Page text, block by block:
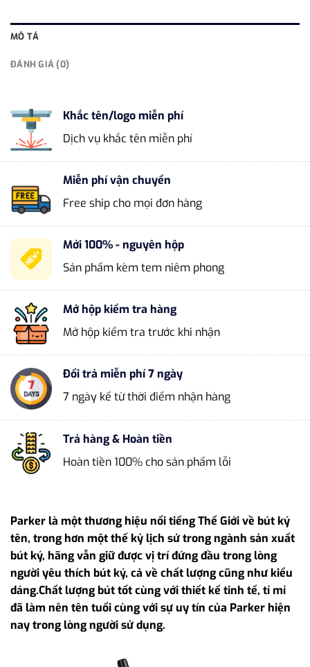
MÔ TẢ
ĐÁNH GIÁ (0)
Khắc tên/logo miễn phí
Dịch vụ khắc tên miễn phí
Miễn phí vận chuyển
Free ship cho mọi đơn hàng
Mới 100% - nguyên hộp
Sản phẩm kèm tem niêm phong
Mở hộp kiểm tra hàng
Mở hộp kiểm tra trước khi nhận
Đổi trả miễn phí 7 ngày
7 ngày kể từ thời điểm nhận hàng
Trả hàng & Hoàn tiền
Hoàn tiền 100% cho sản phẩm lỗi
Parker là một thương hiệu nổi tiếng Thế Giới về bút ký
tên, trong hơn một thế kỷ lịch sử trong ngành sản xuất
bút ký, hãng vẫn giữ được vị trí đứng đầu trong lòng
người yêu thích bút ký, cả về chất lượng cũng như kiểu
dáng.Chất lượng bút tốt cùng với thiết kế tinh tế, tỉ mỉ
đã làm nên tên tuổi cùng với sự uy tín của Parker hiện
nay trong lòng người sử dụng.